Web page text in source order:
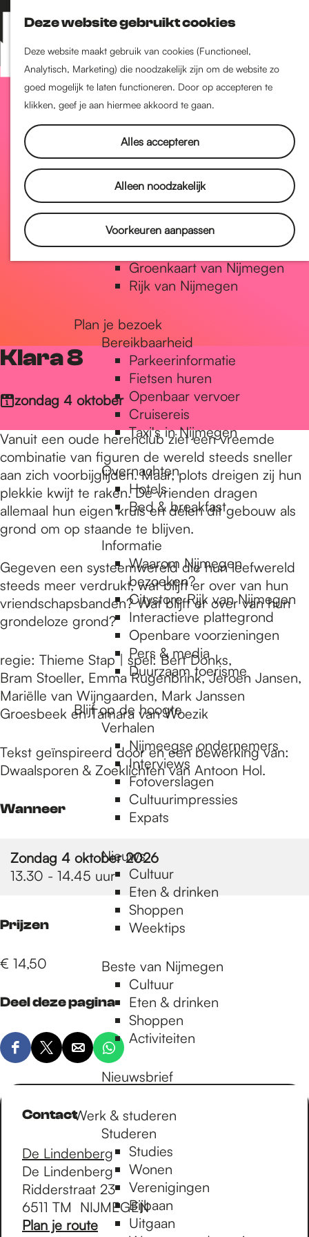
Deze website gebruikt cookies
Deze website maakt gebruik van cookies (Functioneel,
Analytisch, Marketing) die noodzakelijk zijn om de website zo
goed mogelijk te laten functioneren. Door op accepteren te
klikken, geef je aan hiermee akkoord te gaan.
Alles accepteren
Alleen noodzakelijk
Voorkeuren aanpassen
Z
o
e
k
e
K
a
a
r
t
M
e
n
Nijmegen-Nieuw-West
Nijmegen-Oud-West
Dukenburg
Lindenholt
Historie
De oudste stad van
Nederland
Historische tijdlijn
Romeinse Limes
Vrede van Nijmegen Penning
Natuur in Nijmegen
Groenkaart van Nijmegen
Rijk van Nijmegen
Plan je bezoek
Bereikbaarheid
Parkeerinformatie
Fietsen huren
Openbaar vervoer
Cruisereis
Taxi's in Nijmegen
Overnachten
Hotels
Bed & breakfast
Informatie
Waarom Nijmegen
bezoeken?
Citystore Rijk van Nijmegen
Interactieve plattegrond
Openbare voorzieningen
Pers & media
Duurzaam toerisme
Blijf op de hoogte
Verhalen
Nijmeegse ondernemers
Interviews
Fotoverslagen
Cultuurimpressies
Expats
Nieuws
Cultuur
Eten & drinken
Shoppen
Weektips
Beste van Nijmegen
Cultuur
Eten & drinken
Shoppen
Activiteiten
Nieuwsbrief
Werk & studeren
Studeren
Studies
Wonen
Verenigingen
Bijbaan
Uitgaan
Klara 8
zondag 4 oktober
Vanuit een oude herenclub ziet een vreemde
combinatie van figuren de wereld steeds sneller
aan zich voorbijglijden. Maar, plots dreigen zij hun
plekkie kwijt te raken. De vrienden dragen
allemaal hun eigen kruis en delen dit gebouw als
grond om op staande te blijven.
Gegeven een systeemwereld die hun leefwereld
steeds meer verdrukt, wat blijft er over van hun
vriendschapsbanden? Wat blijft er over van hun
grondeloze grond?
regie: Thieme Stap | spel: Bert Donks,
Bram Stoeller, Emma Rugenbrink, Jeroen Jansen,
Mariëlle van Wijngaarden, Mark Janssen
Groesbeek en Tamara van Woezik
Tekst geïnspireerd door en een bewerking van:
Dwaalsporen & Zoeklichten van Antoon Hol.
Wanneer
Zondag 4 oktober 2026
13.30 - 14.45 uur
Prijzen
€ 14,50
Deel deze pagina
D
e
D
e
l
e
z
e
p
a
D
e
l
z
e
p
a
D
e
e
d
z
e
p
a
Contact
De Lindenberg
De Lindenberg
Ridderstraat 23
6511 TM NIJMEGEN
Plan je routen